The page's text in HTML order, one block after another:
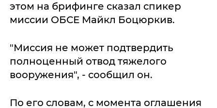
этом на брифинге сказал спикер
миссии ОБСЕ Майкл Боцюркив.
"Миссия не может подтвердить
полноценный отвод тяжелого
вооружения", - сообщил он.
По его словам, с момента оглашения